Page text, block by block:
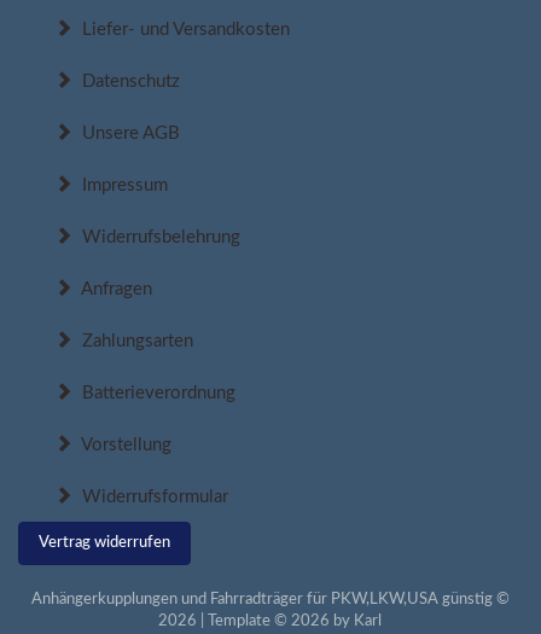
Liefer- und Versandkosten
Datenschutz
Unsere AGB
Impressum
Widerrufsbelehrung
Anfragen
Zahlungsarten
Batterieverordnung
Vorstellung
Widerrufsformular
Vertrag widerrufen
Anhängerkupplungen und Fahrradträger für PKW,LKW,USA günstig ©
2026 | Template © 2026 by Karl